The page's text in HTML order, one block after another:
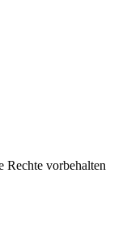
vorbehalten